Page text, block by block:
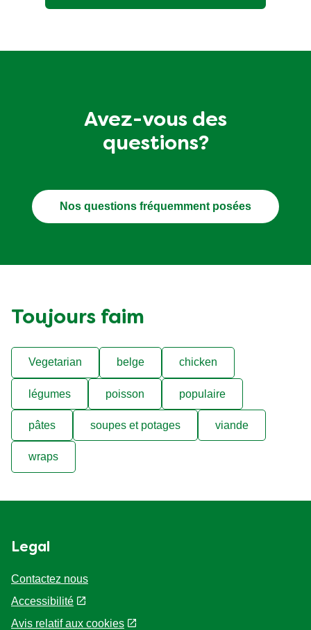
Avez-vous des
questions?
Nos questions fréquemment posées
Toujours faim
Vegetarian belge chicken
légumes poisson populaire
pâtes soupes et potages viande
wraps
Legal
Contactez nous
Accessibilité
Avis relatif aux cookies